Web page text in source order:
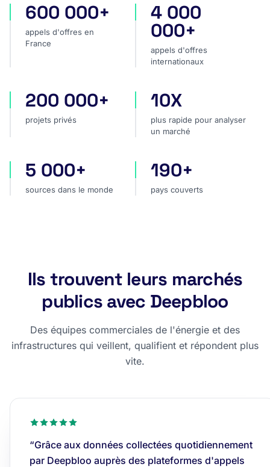
appels d'offres en France
600 000+
appels d'offres en
France
appels d'offres
4 000
000+
appels d'offres
internationaux
projets privés
200 000+
projets privés
plus rapide pour analyser
10X
plus rapide pour analyser
un marché
sources dans le monde
5 000+
sources dans le monde
pays couverts
190+
pays couverts
Ils trouvent leurs marchés
publics avec Deepbloo
Des équipes commerciales de l'énergie et des
infrastructures qui veillent, qualifient et répondent plus
vite.
“Grâce aux données collectées quotidiennement
par Deepbloo auprès des plateformes d'appels